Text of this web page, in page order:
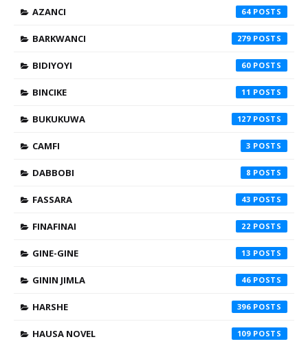
AZANCI 64
BARKWANCI 279
BIDIYOYI 60
BINCIKE 11
BUKUKUWA 127
CAMFI 3
DABBOBI 8
FASSARA 43
FINAFINAI 22
GINE-GINE 13
GININ JIMLA 46
HARSHE 396
HAUSA NOVEL 109